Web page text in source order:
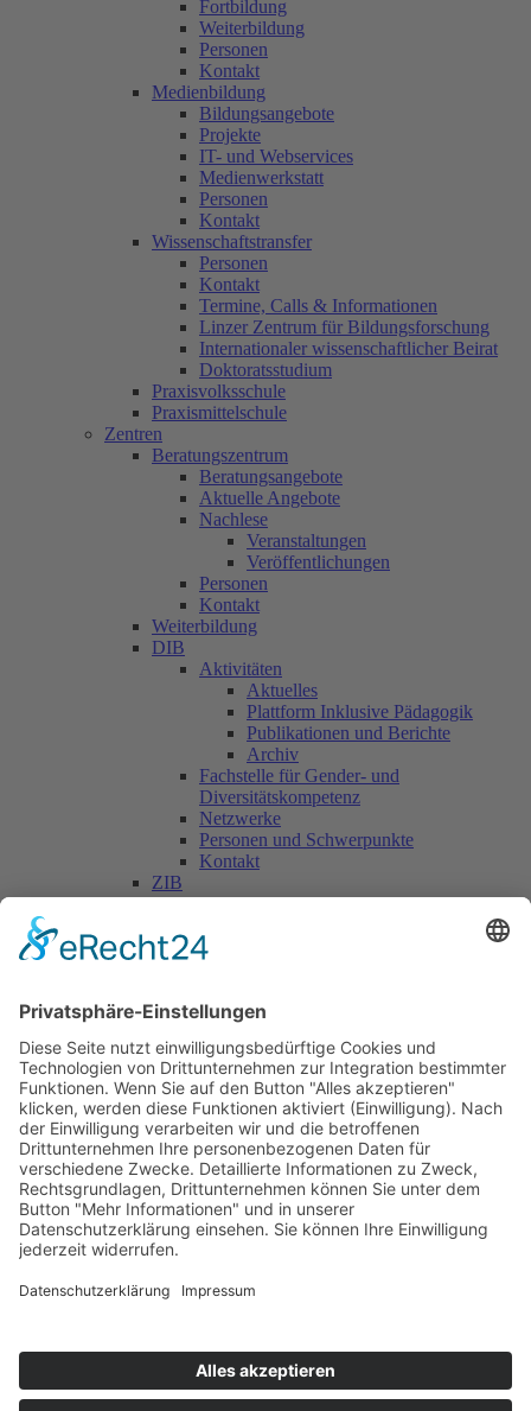
Fortbildung
Weiterbildung
Personen
Kontakt
Medienbildung
Bildungsangebote
Projekte
IT- und Webservices
Medienwerkstatt
Personen
Kontakt
Wissenschaftstransfer
Personen
Kontakt
Termine, Calls & Informationen
Linzer Zentrum für Bildungsforschung
Internationaler wissenschaftlicher Beirat
Doktoratsstudium
Praxisvolksschule
Praxismittelschule
Zentren
Beratungszentrum
Beratungsangebote
Aktuelle Angebote
Nachlese
Veranstaltungen
Veröffentlichungen
Personen
Kontakt
Weiterbildung
DIB
Aktivitäten
Aktuelles
Plattform Inklusive Pädagogik
Publikationen und Berichte
Archiv
Fachstelle für Gender- und
Diversitätskompetenz
Netzwerke
Personen und Schwerpunkte
Kontakt
ZIB
Päd. Praktische Studien
Personen
Nationale Kooperationen
L.E.V.
Nachlese
Soziales Engagement
Materialien und Links
Personen
Kontakt
ÖKOLOG/PILGRIM
Aktuelles
Materialien & Links
Landes-ARGE-Lehrer:innengesundheit
PHDL-Chor
Improtheater
Kapelle